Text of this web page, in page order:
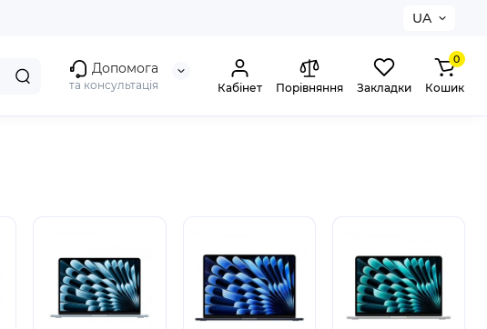
UA
Допомога
та консультація Кабінет Порівняння Закладки
0
Кошик